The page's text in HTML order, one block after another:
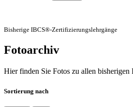
Bisherige IBCS®-Zertifizierungslehrgänge
Fotoarchiv
Hier finden Sie Fotos zu allen
Sortierung nach